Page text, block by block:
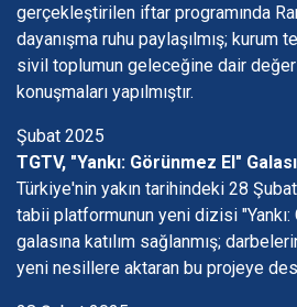
gerçekleştirilen iftar programında
dayanışma ruhu paylaşılmış; kurum
sivil toplumun geleceğine dair
konuşmaları yapılmıştır.
Şubat 2025
TGTV, "Yankı: Görünmez El"
Türkiye'nin yakın tarihindeki 28
tabii platformunun yeni dizisi "Yankı:
galasına katılım sağlanmış;
yeni nesillere aktaran bu projeye